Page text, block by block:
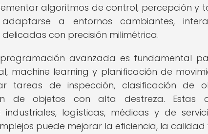
algoritmos de control, percepción y
a entornos cambiantes,
con precisión milimétrica.
avanzada es fundamental
machine learning y planificación de
tareas de inspección, clasificación de
de objetos con alta destreza. Estas
industriales, logísticas, médicas y de
puede mejorar la eficiencia, la